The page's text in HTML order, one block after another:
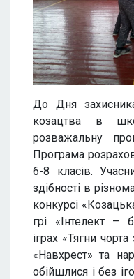
До Дня
козацтва в
розважальну
Програма
6-8 класів.
здібності в
конкурсі
грі «Інтелект –
іграх «Тягни
«Навхрест» та
обійшлися і без